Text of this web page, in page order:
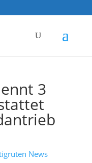
3
News